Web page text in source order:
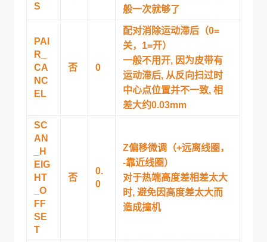
S
般一次就够了
PAI
R_
CA
NC
EL
否 0
配对消除运动滞后（0=
关，1=开）
一般不用开, 因为皮带有
运动滞后, 从反向扫过时
中心点位置并不一致, 相
差大约0.03mm
SC
AN
_H
EIG
HT
_O
FF
SE
T
否
0.
0
Z偏移微调（+远离线圈，
-靠近线圈）
对于热端高度差相差太大
时, 避免因高度差太大而
造成撞机